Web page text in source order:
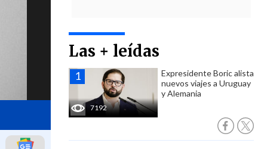
Las + leídas
7192
Expresidente Boric alista
nuevos viajes a Uruguay
y Alemania